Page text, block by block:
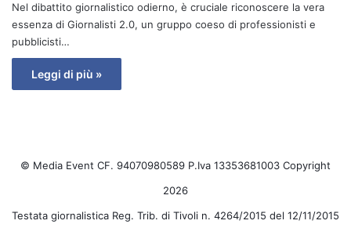
Nel dibattito giornalistico odierno, è cruciale riconoscere la vera
essenza di Giornalisti 2.0, un gruppo coeso di professionisti e
pubblicisti…
Leggi di più »
© Media Event CF. 94070980589 P.Iva 13353681003 Copyright
2026
Testata giornalistica Reg. Trib. di Tivoli n. 4264/2015 del 12/11/2015